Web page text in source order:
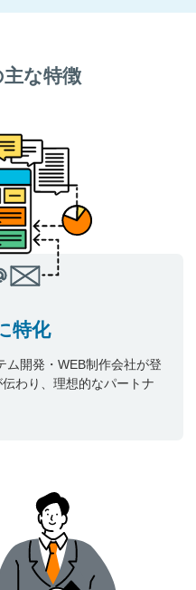
な特徴
特化
ム開発・WEB制作会社が登
わり、理想的なパートナ